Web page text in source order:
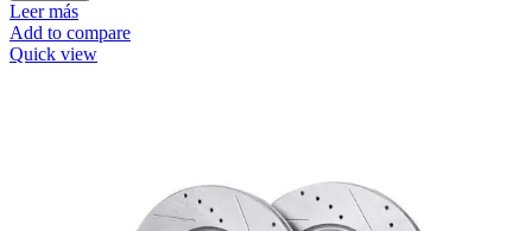
Leer más
Add to compare
Quick view